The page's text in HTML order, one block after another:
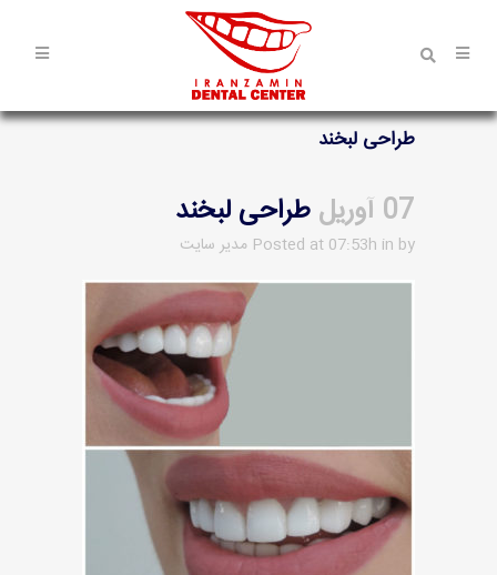
طراحی لبخند
07 آوریل طراحی لبخند
Posted at 07:53h in by مدیر سایت